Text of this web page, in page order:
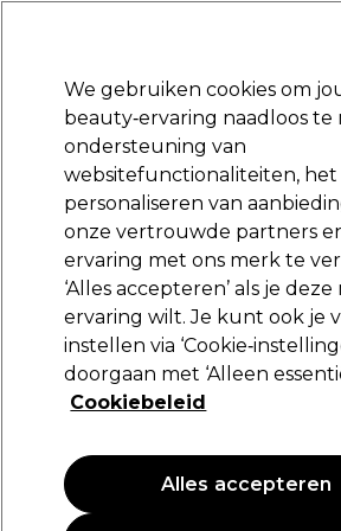
Merken Deals Haar Elektra
Volgende dag
Na verzending, maandag
Merken
Panasonic
Panasonic biedt betrouwbare,
groomingtechnologie die wereldwijd
snijtechnologie en krachtige
assortiment uitzonderlijke precisie,
en optimale controle. Met sterke
ontwerp en een uitstekende
Filters
We gebruiken cookies om
beauty‑ervaring naadloos te
ondersteuning van
websitefunctionaliteiten, het
personaliseren van
onze vertrouwde partners
ervaring met ons merk te
‘Alles accepteren’ als je
ervaring wilt. Je kunt ook je
instellen via
doorgaan met ‘Alleen
Cookiebeleid
Alles accepteren